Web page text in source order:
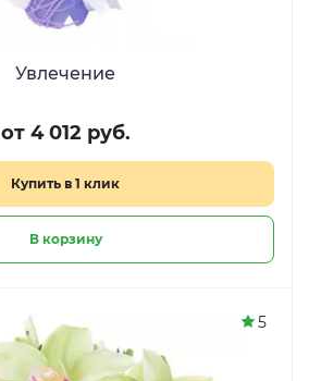
Увлечение
от 4 012 руб.
Купить в 1 клик
В корзину
5